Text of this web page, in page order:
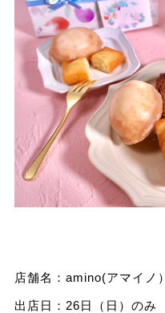
店舗名：amino(アマイノ）
出店日：26日（日）のみ